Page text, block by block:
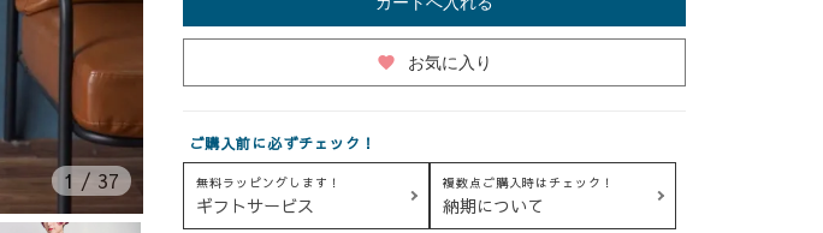
1 / 37
favorite お気に入り
ご購入前に必ずチェック！
無料ラッピングします！
ギフトサービス
複数点ご購入時はチェック！
納期について